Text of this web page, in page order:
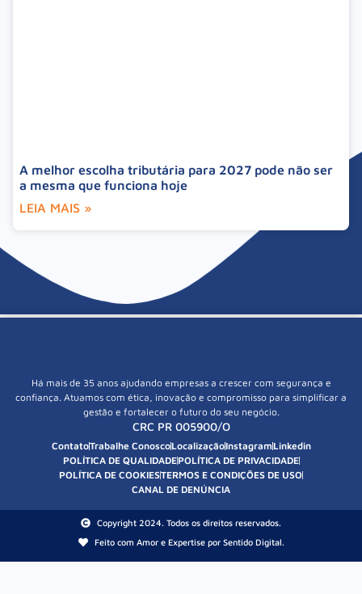
A melhor escolha tributária para 2027 pode não ser
a mesma que funciona hoje
LEIA MAIS »
Há mais de 35 anos ajudando empresas a crescer com segurança e
confiança. Atuamos com ética, inovação e compromisso para simplificar a
gestão e fortalecer o futuro do seu negócio.
CRC PR 005900/O
ContatoTrabalhe ConoscoLocalizaçãoInstagramLinkedin
POLÍTICA DE QUALIDADEPOLÍTICA DE PRIVACIDADE
POLÍTICA DE COOKIESTERMOS E CONDIÇÕES DE USO
CANAL DE DENÚNCIA
Copyright 2024. Todos os direitos reservados.
Feito com Amor e Expertise por Sentido Digital.